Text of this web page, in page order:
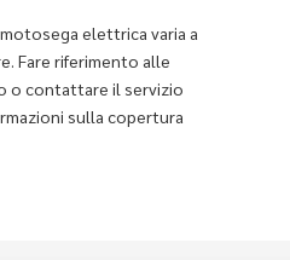
elettrica varia a
Fare riferimento alle
o contattare il servizio
sulla copertura